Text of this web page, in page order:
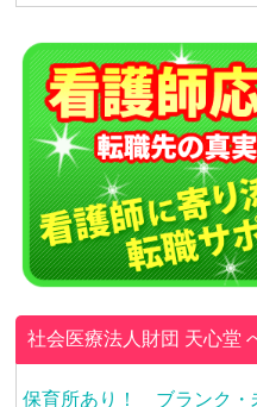
社会医療法人財団 天心堂
保育所あり！ ブランク